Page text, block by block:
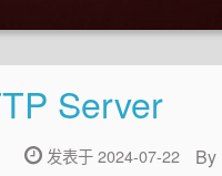
Server
By
发表于 2024-07-22